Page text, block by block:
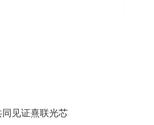
见证熹联光芯